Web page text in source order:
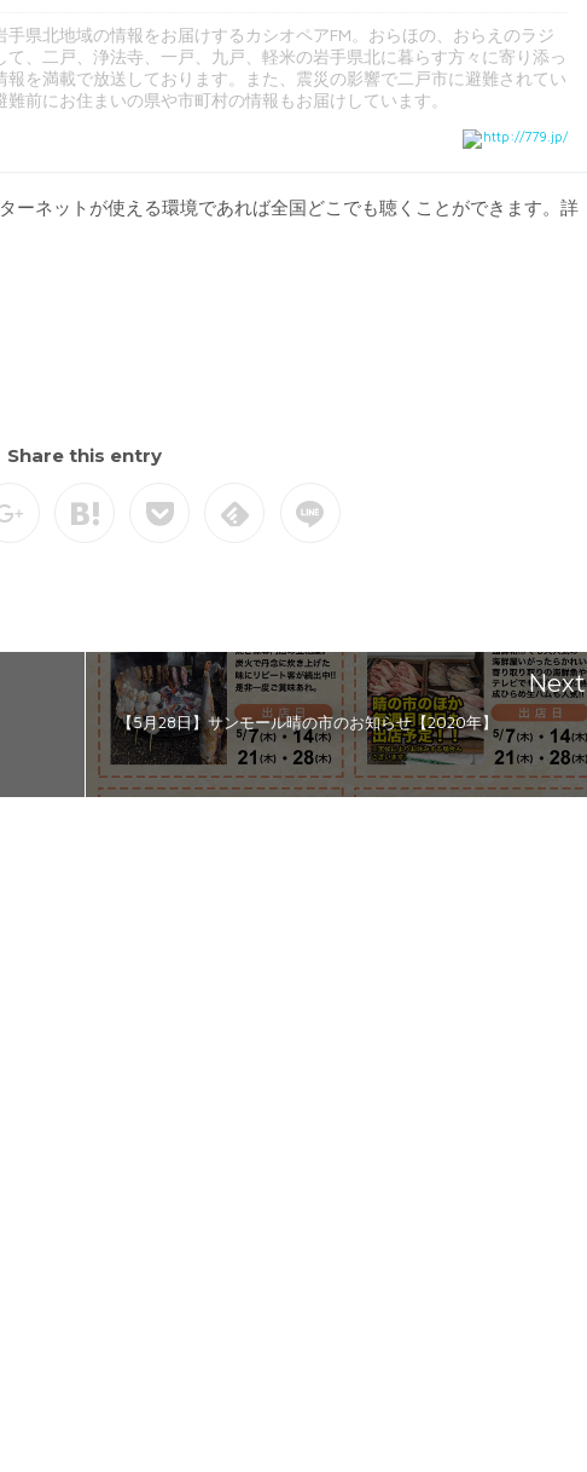
手県北地域の情報をお届けするカシオペアFM。おらほの、おらえのラジ
て、二戸、浄法寺、一戸、九戸、軽米の岩手県北に暮らす方々に寄り添っ
報を満載で放送しております。また、震災の影響で二戸市に避難されてい
難前にお住まいの県や市町村の情報もお届けしています。
http://779.jp/
ーネットが使える環境であれば全国どこでも聴くことができます。詳
Share this entry
Next
【5月28日】サンモール晴の市のお知らせ【2020年】